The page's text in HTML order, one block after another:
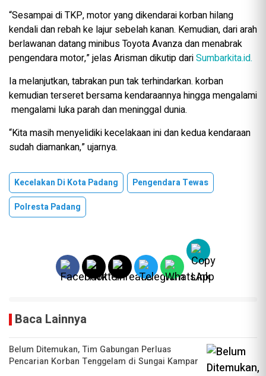
“Sesampai di TKP, motor yang dikendarai korban hilang
kendali dan rebah ke lajur sebelah kanan. Kemudian, dari arah
berlawanan datang minibus Toyota Avanza dan menabrak
pengendara motor,” jelas Arisman dikutip dariSumbarkita.id.
Ia melanjutkan, tabrakan pun tak terhindarkan. korban
kemudian terseret bersama kendaraannya hingga mengalami
mengalami luka parah dan meninggal dunia.
“Kita masih menyelidiki kecelakaan ini dan kedua kendaraan
sudah diamankan,” ujarnya.
Kecelakan Di Kota Padang
Pengendara Tewas
Polresta Padang
Baca Lainnya
Belum Ditemukan, Tim Gabungan Perluas
Pencarian Korban Tenggelam di Sungai Kampar